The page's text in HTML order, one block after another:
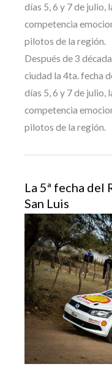
días 5, 6 y 7 de julio,
competencia
pilotos de la región.
Después de 3
ciudad la 4ta. fecha
días 5, 6 y 7 de julio,
competencia
pilotos de la región.
La 5ª fecha del
San Luis